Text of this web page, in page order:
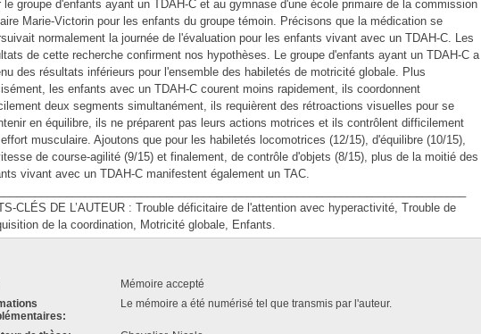
le groupe d'enfants ayant un TDAH-C et au gymnase d'une école primaire de la commission
Marie-Victorin pour les enfants du groupe témoin. Précisons que la médication se
normalement la journée de l'évaluation pour les enfants vivant avec un TDAH-C. Les
de cette recherche confirment nos hypothèses. Le groupe d'enfants ayant un TDAH-C a
des résultats inférieurs pour l'ensemble des habiletés de motricité globale. Plus
les enfants avec un TDAH-C courent moins rapidement, ils coordonnent
deux segments simultanément, ils requièrent des rétroactions visuelles pour se
en équilibre, ils ne préparent pas leurs actions motrices et ils contrôlent difficilement
effort musculaire. Ajoutons que pour les habiletés locomotrices (12/15), d'équilibre (10/15),
de course-agilité (9/15) et finalement, de contrôle d'objets (8/15), plus de la moitié des
vivant avec un TDAH-C manifestent également un TAC.
CLÉS DE L’AUTEUR : Trouble déficitaire de l'attention avec hyperactivité, Trouble de
de la coordination, Motricité globale, Enfants.
Mémoire accepté
Le mémoire a été numérisé tel que transmis par l'auteur.